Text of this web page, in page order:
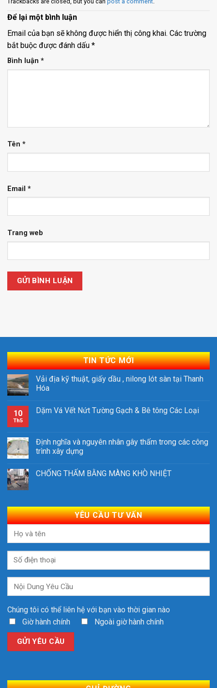
Để lại một bình luận
Email của bạn sẽ không được hiển thị công khai. Các trường
bắt buộc được đánh dấu *
Bình luận *
Tên *
Email *
Trang web
TIN TỨC MỚI
Vải địa kỹ thuật, giấy dầu , nilong lót sàn tại Thanh
Hóa
10
Th5
Dặm Vá Vết Nứt Tường Gạch & Bê tông Các Loại
Định nghĩa và nguyên nhân gây thấm trong các công
trình xây dựng
CHỐNG THẤM BẰNG MÀNG KHÒ NHIỆT
YÊU CẦU TƯ VẤN
Chúng tôi có thể liên hệ với bạn vào thời gian nào
Giờ hành chính
Ngoài giờ hành chính